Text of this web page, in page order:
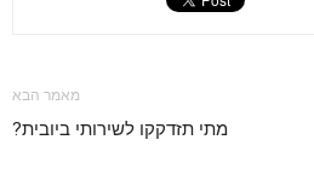
מאמר הבא
מתי תזדקקו לשירותי ביובית?